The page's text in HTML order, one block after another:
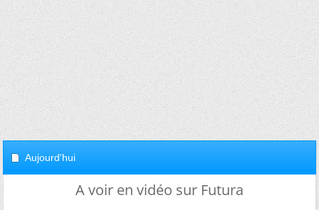
Aujourd'hui
A voir en vidéo sur Futura